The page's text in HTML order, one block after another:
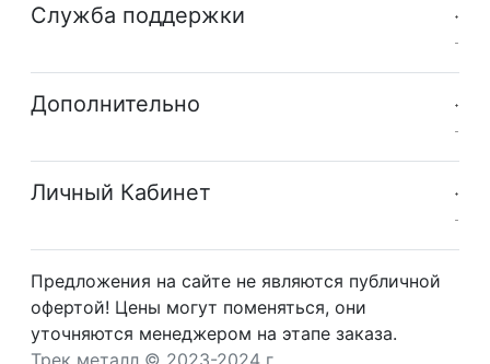
Служба поддержки
Дополнительно
Личный Кабинет
Предложения на сайте не являются публичной
офертой! Цены могут поменяться, они
уточняются менеджером на этапе заказа.
Трек металл © 2023-2024 г.